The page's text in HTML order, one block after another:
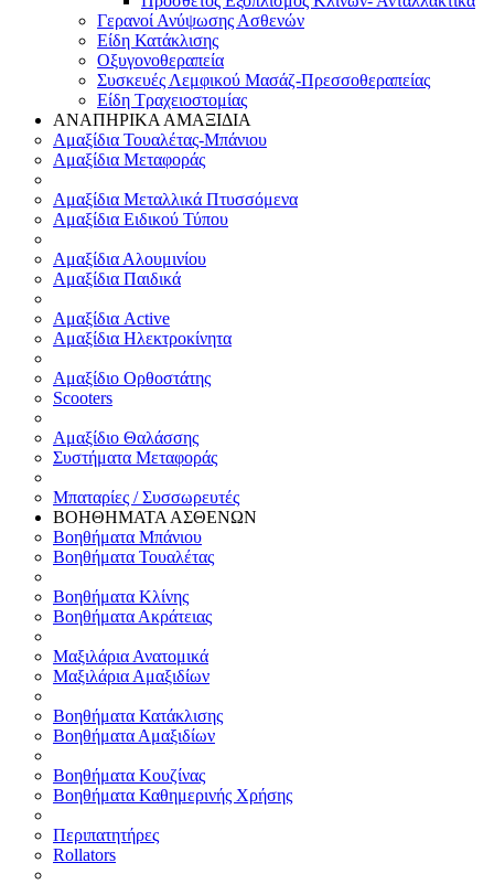
Γερανοί Ανύψωσης Ασθενών
Είδη Κατάκλισης
Οξυγονοθεραπεία
Συσκευές Λεμφικού Μασάζ-Πρεσσοθεραπείας
Είδη Τραχειοστομίας
ΑΝΑΠΗΡΙΚΑ ΑΜΑΞΙΔΙΑ
Αμαξίδια Τουαλέτας-Μπάνιου
Αμαξίδια Μεταφοράς
Αμαξίδια Μεταλλικά Πτυσσόμενα
Αμαξίδια Ειδικού Τύπου
Αμαξίδια Αλουμινίου
Αμαξίδια Παιδικά
Αμαξίδια Active
Αμαξίδια Ηλεκτροκίνητα
Αμαξίδιο Ορθοστάτης
Scooters
Αμαξίδιο Θαλάσσης
Συστήματα Μεταφοράς
Μπαταρίες / Συσσωρευτές
ΒΟΗΘΗΜΑΤΑ ΑΣΘΕΝΩΝ
Βοηθήματα Μπάνιου
Βοηθήματα Τουαλέτας
Βοηθήματα Κλίνης
Βοηθήματα Ακράτειας
Μαξιλάρια Ανατομικά
Μαξιλάρια Αμαξιδίων
Βοηθήματα Κατάκλισης
Βοηθήματα Αμαξιδίων
Βοηθήματα Κουζίνας
Βοηθήματα Καθημερινής Χρήσης
Περιπατητήρες
Rollators